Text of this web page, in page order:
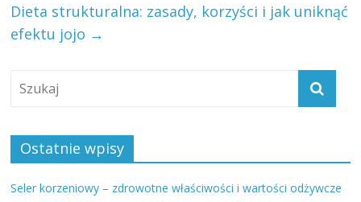
Dieta strukturalna: zasady, korzyści i jak uniknąć
efektu jojo →
Ostatnie wpisy
Seler korzeniowy – zdrowotne właściwości i wartości odżywcze